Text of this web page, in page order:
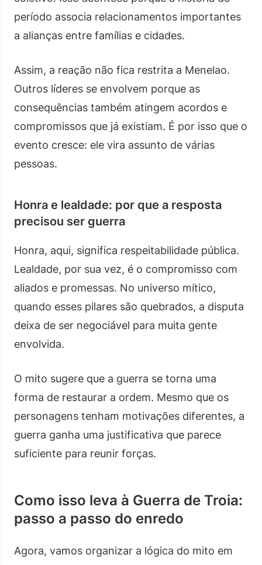
período associa relacionamentos importantes
a alianças entre famílias e cidades.
Assim, a reação não fica restrita a Menelao.
Outros líderes se envolvem porque as
consequências também atingem acordos e
compromissos que já existiam. É por isso que o
evento cresce: ele vira assunto de várias
pessoas.
Honra e lealdade: por que a resposta
precisou ser guerra
Honra, aqui, significa respeitabilidade pública.
Lealdade, por sua vez, é o compromisso com
aliados e promessas. No universo mítico,
quando esses pilares são quebrados, a disputa
deixa de ser negociável para muita gente
envolvida.
O mito sugere que a guerra se torna uma
forma de restaurar a ordem. Mesmo que os
personagens tenham motivações diferentes, a
guerra ganha uma justificativa que parece
suficiente para reunir forças.
Como isso leva à Guerra de Troia:
passo a passo do enredo
Agora, vamos organizar a lógica do mito em